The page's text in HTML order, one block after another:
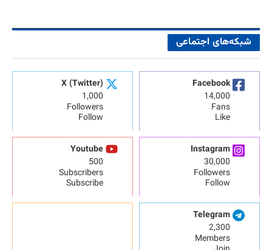
شبکه‌های اجتماعی
Facebook
14,000
Fans
Like
X (Twitter)
1,000
Followers
Follow
Instagram
30,000
Followers
Follow
Youtube
500
Subscribers
Subscribe
Telegram
2,300
Members